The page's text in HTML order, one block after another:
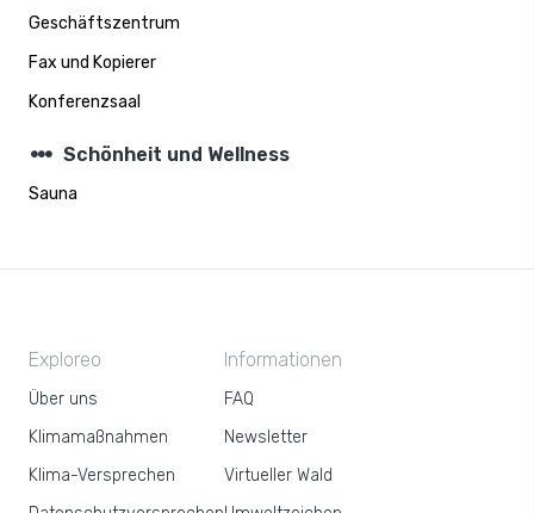
Geschäftszentrum
Fax und Kopierer
Konferenzsaal
steppers Schönheit und Wellness
Sauna
Exploreo
Über uns
Klimamaßnahmen
Klima-Versprechen
Informationen
FAQ
Newsletter
Virtueller Wald